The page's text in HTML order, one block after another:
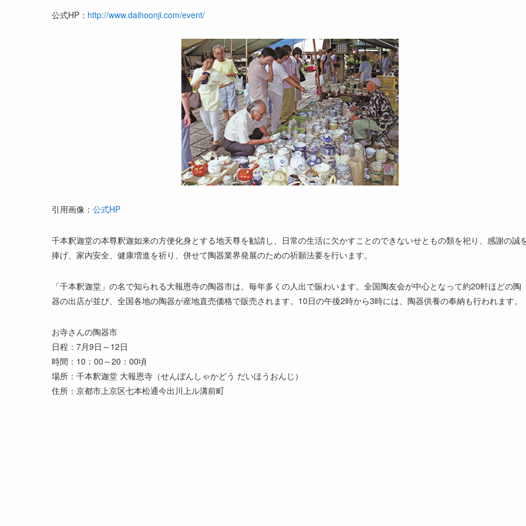
公式HP： http://www.daihoonji.com/event/
引用画像： 公式HP
千本釈迦堂の本尊釈迦如来の方便化身とする地天尊を勧請し、日常の生活に欠かすことのできないせともの類を祀り、感謝の誠
捧げ、家内安全、健康増進を祈り、併せて陶器業界発展のための祈願法要を行います。
「千本釈迦堂」の名で知られる大報恩寺の陶器市は、毎年多くの人出で賑わいます。全国陶友会が中心となって約20軒ほどの陶
器の出店が並び、全国各地の陶器が産地直売価格で販売されます。10日の午後2時から3時には、陶器供養の奉納も行われます。
お寺さんの陶器市
日程：7月9日～12日
時間：10：00～20：00頃
場所：千本釈迦堂 大報恩寺（せんぼんしゃかどう だいほうおんじ）
住所：京都市上京区七本松通今出川上ル溝前町